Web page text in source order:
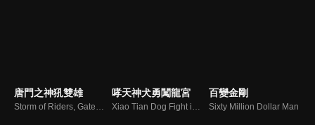
唐門之神犼雙雄 哮天神犬勇闖龍宮 百變金剛
Sixty Million Dollar Man